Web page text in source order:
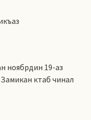
ноябрдин 19-аз
ктаб чинал